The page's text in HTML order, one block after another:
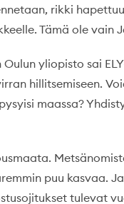
rikki
Tämä ole vain
yliopisto sai
hillitsemiseen.
maassa?
puu kasvaa.
tulevat